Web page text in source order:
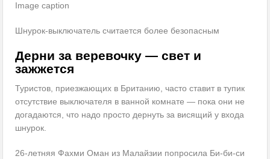
Image caption
Шнурок-выключатель считается более безопасным
Дерни за веревочку — свет и
зажжется
Туристов, приезжающих в Британию, часто ставит в тупик
отсутствие выключателя в ванной комнате — пока они не
догадаются, что надо просто дернуть за висящий у входа
шнурок.
26-летняя Фахми Оман из Малайзии попросила Би-би-си